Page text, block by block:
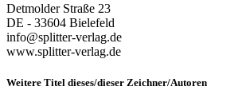
Detmolder Straße 23
DE - 33604 Bielefeld
info@splitter-verlag.de
www.splitter-verlag.de
Weitere Titel dieses/dieser Zeichner/Autoren